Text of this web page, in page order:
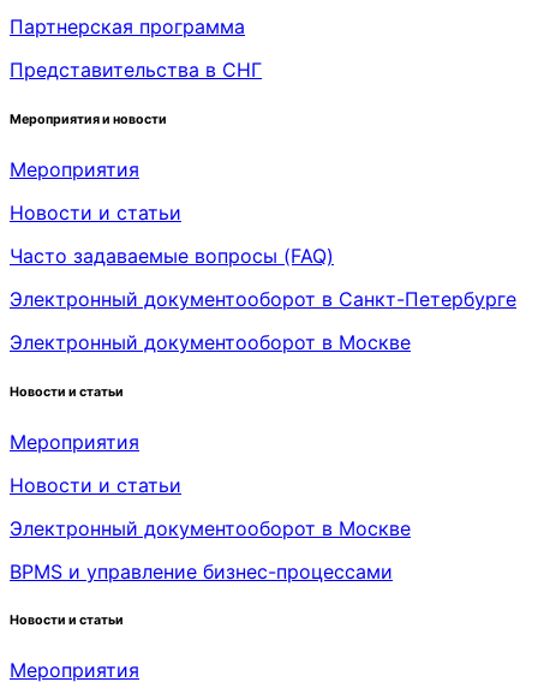
Партнерская программа
Представительства в СНГ
Мероприятия и новости
Мероприятия
Новости и статьи
Часто задаваемые вопросы (FAQ)
Электронный документооборот в Санкт-Петербурге
Электронный документооборот в Москве
Новости и статьи
Мероприятия
Новости и статьи
Электронный документооборот в Москве
BPMS и управление бизнес-процессами
Новости и статьи
Мероприятия